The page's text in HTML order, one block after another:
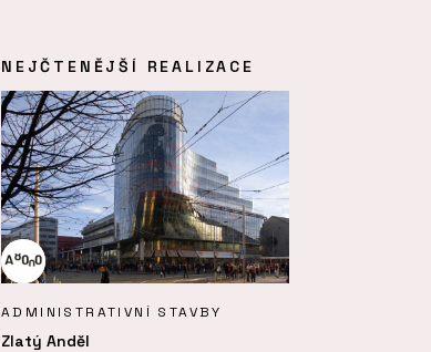
NEJČTENĚJŠÍ REALIZACE
ADMINISTRATIVNÍ STAVBY
Zlatý Anděl